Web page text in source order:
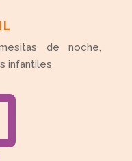
de noche,
infantiles